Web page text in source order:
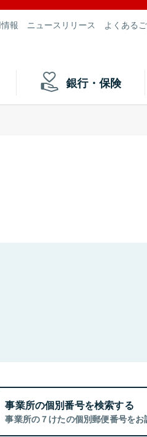
報 ニュースリリース よくある
銀行・保険
事業所の個別番号を検索する
事業所の７けたの個別郵便番号をお